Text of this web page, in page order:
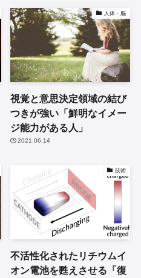
人体・脳
視覚と意思決定領域の結び
つきが強い「鮮明なイメー
ジ能力がある人」
2021.06.14
技術
不活性化されたリチウムイ
オン電池を甦えさせる「復